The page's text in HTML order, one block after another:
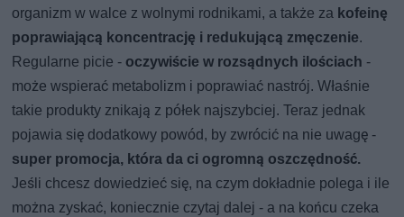
organizm w walce z wolnymi rodnikami, a także za kofeinę
poprawiającą koncentrację i redukującą zmęczenie.
Regularne picie - oczywiście w rozsądnych ilościach -
może wspierać metabolizm i poprawiać nastrój. Właśnie
takie produkty znikają z półek najszybciej. Teraz jednak
pojawia się dodatkowy powód, by zwrócić na nie uwagę -
super promocja, która da ci ogromną oszczędność.
Jeśli chcesz dowiedzieć się, na czym dokładnie polega i ile
można zyskać, koniecznie czytaj dalej - a na końcu czeka